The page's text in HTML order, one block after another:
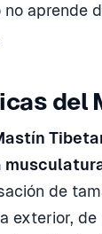
aprende
del
de
exterior,